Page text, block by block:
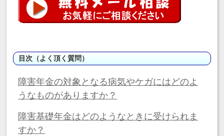
目次（よく頂く質問）
障害年金の対象となる病気やケガにはどのよ
うなものがありますか？
障害基礎年金はどのようなときに受けられま
すか？